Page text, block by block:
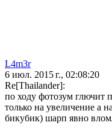
L4m3r
6 июл. 2015 г., 02:08:20
Re[Thailander]:
по ходу фотозум глючит
только на увеличение а
бикубик) шарп явно